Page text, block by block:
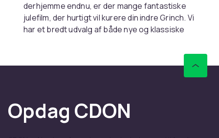
derhjemme endnu, er der mange fantastiske
julefilm, der hurtigt vil kurere din indre Grinch. Vi
har et bredt udvalg af både nye og klassiske
byder på mange film, og selvfølgelig Anders
være lige det, du har brug for, for at få den
varme og dejlige atmosfære i gang, hvilket
Opdag CDON